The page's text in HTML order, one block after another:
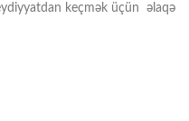
keçmək üçün əlaqə